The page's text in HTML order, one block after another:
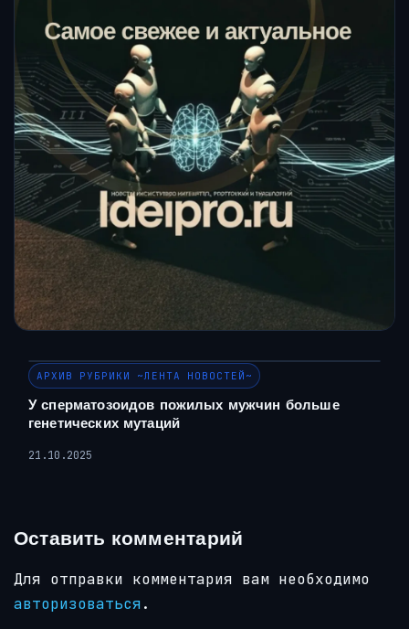
АРХИВ РУБРИКИ ~ЛЕНТА НОВОСТЕЙ~
У сперматозоидов пожилых мужчин больше
генетических мутаций
21.10.2025
Оставить комментарий
Для отправки комментария вам необходимо
авторизоваться.